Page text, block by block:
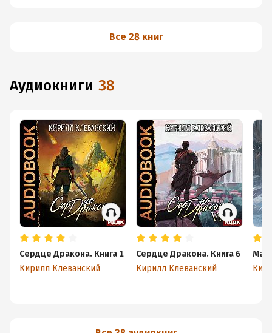
Все 28 книг
аудиокниги 38
Сердце Дракона. Книга 1
Кирилл Клеванский
Сердце Дракона. Книга 6
Кирилл Клеванский